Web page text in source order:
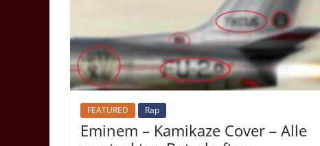
FEATURED Rap
Eminem – Kamikaze Cover – Alle